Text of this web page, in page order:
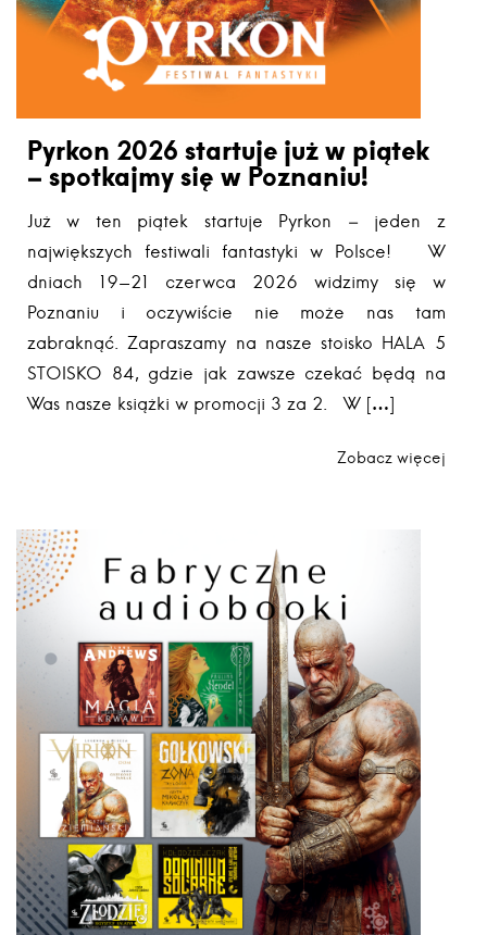
Pyrkon 2026 startuje już w piątek
– spotkajmy się w Poznaniu!
Już w ten piątek startuje Pyrkon – jeden z
największych festiwali fantastyki w Polsce! W
dniach 19-21 czerwca 2026 widzimy się w
Poznaniu i oczywiście nie może nas tam
zabraknąć. Zapraszamy na nasze stoisko HALA 5
STOISKO 84, gdzie jak zawsze czekać będą na
Was nasze książki w promocji 3 za 2. W […]
Zobacz więcej